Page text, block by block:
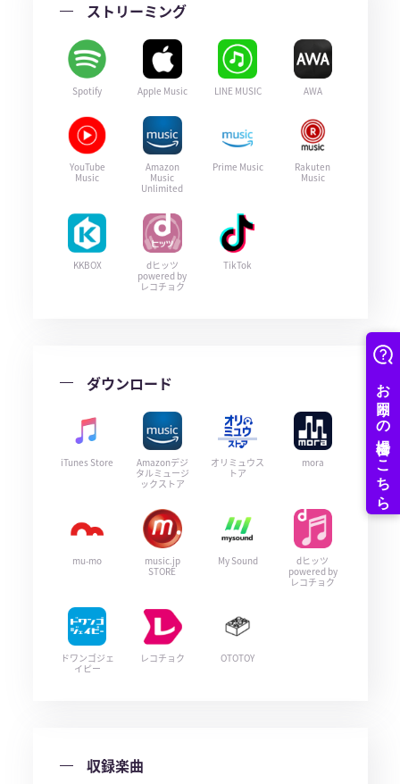
ストリーミング
Spotify Apple Music LINE MUSIC AWA
YouTube
Music
Amazon
Music
Unlimited
Prime Music
Rakuten
Music
KKBOX
dヒッツ
powered by
レコチョク
TikTok
ダウンロード
iTunes Store
Amazonデジ
タルミュージ
ックストア
オリミュウス
トア
mora
mu-mo
music.jp
STORE
My Sound
dヒッツ
powered by
レコチョク
ドワンゴジェ
イピー
レコチョク OTOTOY
収録楽曲